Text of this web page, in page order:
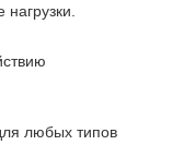
любых типов